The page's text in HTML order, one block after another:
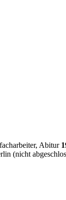
Abitur
(nicht